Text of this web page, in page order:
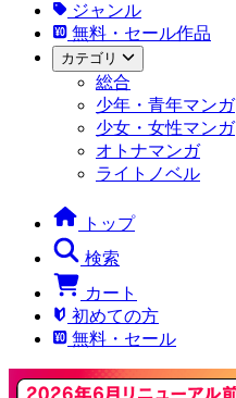
ジャンル
無料・セール作品
カテゴリ
総合
少年・青年マンガ
少女・女性マンガ
オトナマンガ
ライトノベル
トップ
検索
カート
初めての方
無料・セール